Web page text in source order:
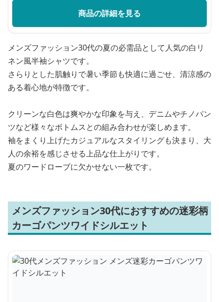
商品の詳細を見る
メンズファッション30代の夏の必需品として人気の白リ
ネン風半袖シャツです。
さらりとした肌触りで暑い季節も快適に過ごせ、清涼感の
ある着心地が特徴です。
クリーンな白色は爽やかな印象を与え、デニムやチノパン
ツなど様々なボトムスとの組み合わせが楽しめます。
袖をまくり上げたカジュアルなスタイリングも決まり、大
人の余裕を感じさせる上品な仕上がりです。
夏のワードローブに欠かせない一枚です。
メンズファッション30代におすすめの迷彩柄
カーゴパンツワイドシルエット